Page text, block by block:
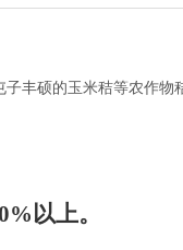
丰硕的玉米秸等农作物
以上。